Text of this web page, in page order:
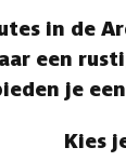
in de
een
je
Kies